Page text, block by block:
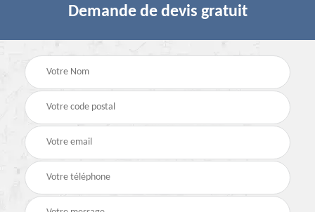
Demande de devis gratuit